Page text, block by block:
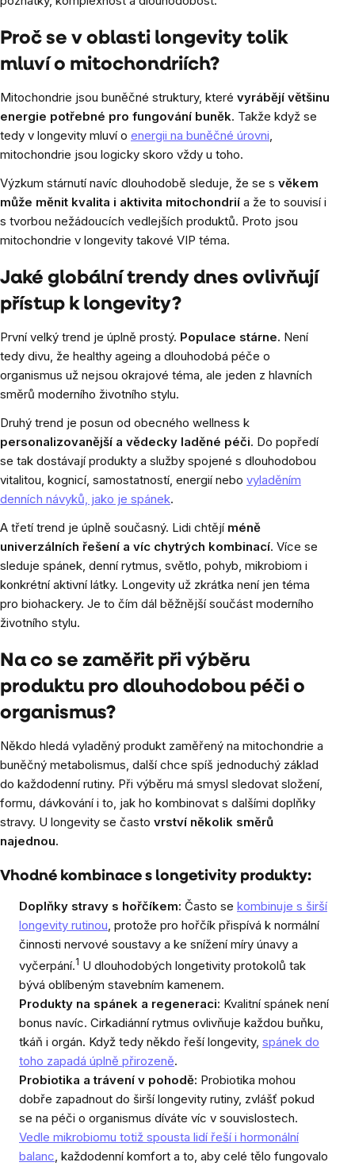
Proč se v oblasti longevity tolik
mluví o mitochondriích?
Mitochondrie jsou buněčné struktury, které vyrábějí většinu
energie potřebné pro fungování buněk. Takže když se
tedy v longevity mluví o energii na buněčné úrovni
mitochondrie jsou logicky skoro vždy u toho.
Výzkum stárnutí navíc dlouhodobě sleduje, že se s věkem
může měnit kvalita i aktivita mitochondrií a že to souvisí i
s tvorbou nežádoucích vedlejších produktů. Proto jsou
mitochondrie v longevity takové VIP téma.
Jaké globální trendy dnes ovlivňují
přístup k longevity?
První velký trend je úplně prostý. Populace stárne. Není
tedy divu, že healthy ageing a dlouhodobá péče o
organismus už nejsou okrajové téma, ale jeden z hlavních
směrů moderního životního stylu.
Druhý trend je posun od obecného wellness k
personalizovanější a vědecky laděné péči. Do popředí
se tak dostávají produkty a služby spojené s dlouhodobou
vitalitou, kognicí, samostatností, energií nebo vyladěním
denních návyků, jako je spánek.
A třetí trend je úplně současný. Lidi chtějí méně
univerzálních řešení a víc chytrých kombinací. Více se
sleduje spánek, denní rytmus, světlo, pohyb, mikrobiom i
konkrétní aktivní látky. Longevity už zkrátka není jen téma
pro biohackery. Je to čím dál běžnější součást moderního
životního stylu.
Na co se zaměřit při výběru
produktu pro dlouhodobou péči o
organismus?
Někdo hledá vyladěný produkt zaměřený na mitochondrie a
buněčný metabolismus, další chce spíš jednoduchý základ
do každodenní rutiny. Při výběru má smysl sledovat složení,
formu, dávkování i to, jak ho kombinovat s dalšími doplňky
stravy. U longevity se často vrství několik směrů
najednou.
Vhodné kombinace s longetivity produkty:
Doplňky stravy s hořčíkem: Často se kombinuje s širší
longevity rutinou , protože pro hořčík přispívá k normální
činnosti nervové soustavy a ke snížení míry únavy a
vyčerpání.1 U dlouhodobých longetivity protokolů tak
bývá oblíbeným stavebním kamenem.
Produkty na spánek a regeneraci: Kvalitní spánek není
bonus navíc. Cirkadiánní rytmus ovlivňuje každou buňku,
tkáň i orgán. Když tedy někdo řeší longevity, spánek do
toho zapadá úplně přirozeně.
Probiotika a trávení v pohodě: Probiotika mohou
dobře zapadnout do širší longevity rutiny, zvlášť pokud
se na péči o organismus díváte víc v souvislostech.
Vedle mikrobiomu totiž spousta lidí řeší i hormonální
balanc , každodenní komfort a to, aby celé tělo fungovalo